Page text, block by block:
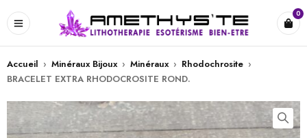
0
Accueil › Minéraux Bijoux › Minéraux › Rhodochrosite ›
BRACELET EXTRA RHODOCROSITE ROND.